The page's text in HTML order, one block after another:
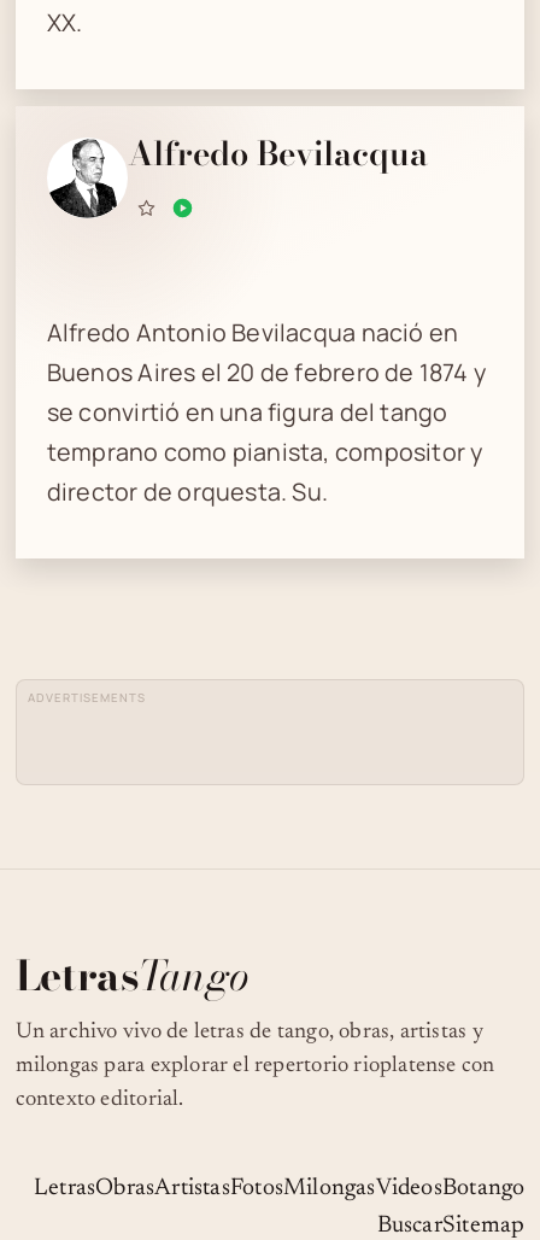
XX.
Alfredo Bevilacqua
Alfredo Antonio Bevilacqua nació en
Buenos Aires el 20 de febrero de 1874 y
se convirtió en una figura del tango
temprano como pianista, compositor y
director de orquesta. Su.
ADVERTISEMENTS
LetrasTango
Un archivo vivo de letras de tango, obras, artistas y
milongas para explorar el repertorio rioplatense con
contexto editorial.
LetrasObrasArtistasFotosMilongasVideosBotango
BuscarSitemap